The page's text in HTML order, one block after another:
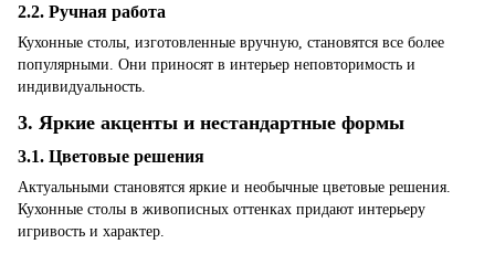
2.2. Ручная работа
Кухонные столы, изготовленные вручную, становятся все более
популярными. Они приносят в интерьер неповторимость и
индивидуальность.
3. Яркие акценты и нестандартные формы
3.1. Цветовые решения
Актуальными становятся яркие и необычные цветовые решения.
Кухонные столы в живописных оттенках придают интерьеру
игривость и характер.